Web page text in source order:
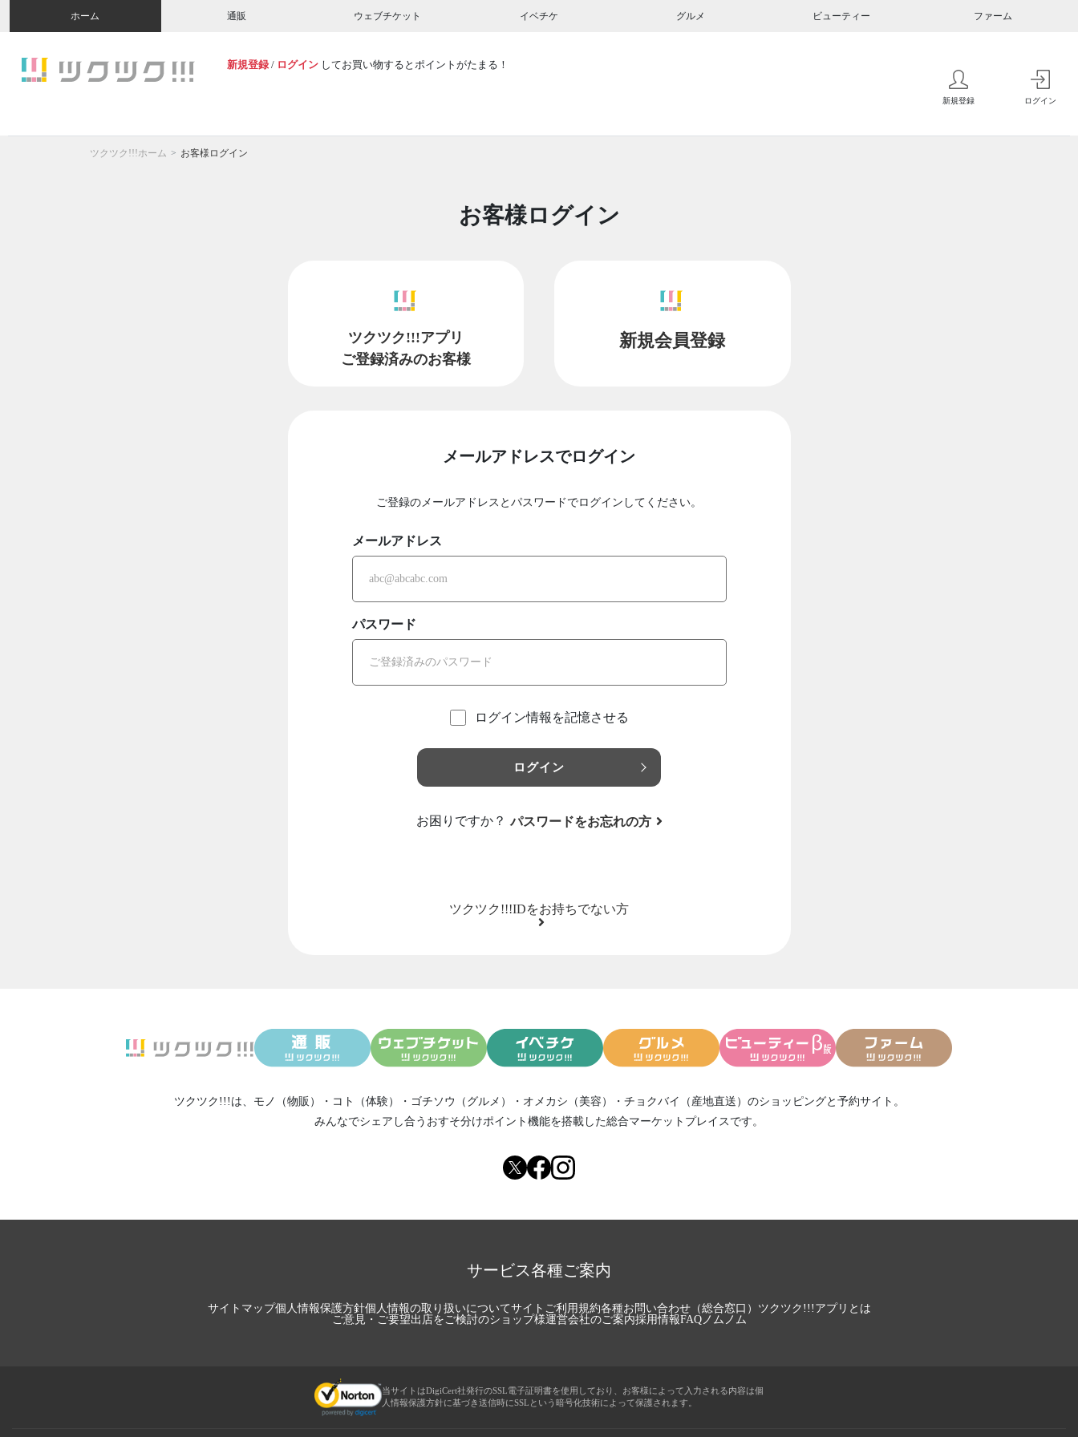
ホーム 通販 ウェブチケット イベチケ グルメ ビューティー ファーム
新規登録 / ログイン してお買い物するとポイントがたまる！
新規登録 ログイン
ツクツク!!!ホーム お客様ログイン
お客様ログイン
ツクツク!!!アプリ
ご登録済みのお客様
新規会員登録
メールアドレスでログイン
ご登録のメールアドレスとパスワードでログインしてください。
メールアドレス
パスワード
ログイン情報を記憶させる
ログイン
お困りですか？ パスワードをお忘れの方
ツクツク!!!IDをお持ちでない方
ツクツク!!!は、 モノ（物販） ・ コト（体験） ・ ゴチソウ（グルメ） ・ オメカシ（美容） ・ チョクバイ（産地直送） のショッピングと予約サイト。
みんなでシェアし合う おすそ分けポイント機能を搭載した総合マーケットプレイスです。
サービス各種ご案内
サイトマップ個人情報保護方針個人情報の取り扱いについてサイトご利用規約各種お問い合わせ（総合窓口） ツクツク!!!アプリとは
ご意見・ご要望出店をご検討のショップ様運営会社のご案内採用情報FAQノムノム
当サイトはDigiCert社発行のSSL電子証明書を使用しており、お客様によって入力される内容は個
人情報保護方針に基づき送信時にSSLという暗号化技術によって保護されます。